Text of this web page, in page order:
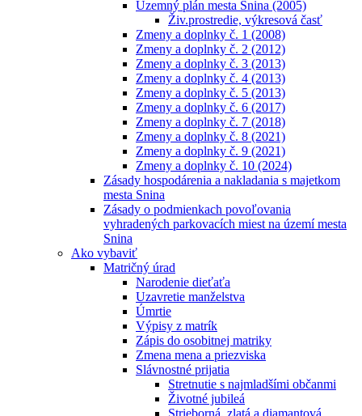
Územný plán mesta Snina (2005)
Živ.prostredie, výkresová časť
Zmeny a doplnky č. 1 (2008)
Zmeny a doplnky č. 2 (2012)
Zmeny a doplnky č. 3 (2013)
Zmeny a doplnky č. 4 (2013)
Zmeny a doplnky č. 5 (2013)
Zmeny a doplnky č. 6 (2017)
Zmeny a doplnky č. 7 (2018)
Zmeny a doplnky č. 8 (2021)
Zmeny a doplnky č. 9 (2021)
Zmeny a doplnky č. 10 (2024)
Zásady hospodárenia a nakladania s majetkom
mesta Snina
Zásady o podmienkach povoľovania
vyhradených parkovacích miest na území mesta
Snina
Ako vybaviť
Matričný úrad
Narodenie dieťaťa
Uzavretie manželstva
Úmrtie
Výpisy z matrík
Zápis do osobitnej matriky
Zmena mena a priezviska
Slávnostné prijatia
Stretnutie s najmladšími občanmi
Životné jubileá
Strieborná, zlatá a diamantová